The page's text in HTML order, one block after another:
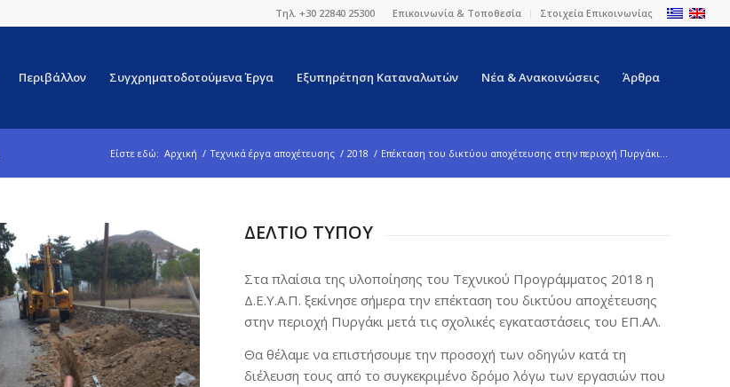
Επικοινωνία & Τοποθεσία Στοιχεία Επικοινωνίας
Τηλ. +30 22840 25300
Περιβάλλον Συγχρηματοδοτούμενα Έργα Εξυπηρέτηση Καταναλωτών Νέα & Ανακοινώσεις Άρθρα
Είστε εδώ: Αρχική / Τεχνικά έργα αποχέτευσης / 2018 / Επέκταση του δικτύου αποχέτευσης στην περιοχή Πυργάκι...
ΔΕΛΤΙΟ ΤΥΠΟΥ
Στα πλαίσια της υλοποίησης του Τεχνικού Προγράμματος 2018 η
Δ.Ε.Υ.Α.Π. ξεκίνησε σήμερα την επέκταση του δικτύου αποχέτευσης
στην περιοχή Πυργάκι μετά τις σχολικές εγκαταστάσεις του ΕΠ.ΑΛ.
Θα θέλαμε να επιστήσουμε την προσοχή των οδηγών κατά τη
διέλευση τους από το συγκεκριμένο δρόμο λόγω των εργασιών που